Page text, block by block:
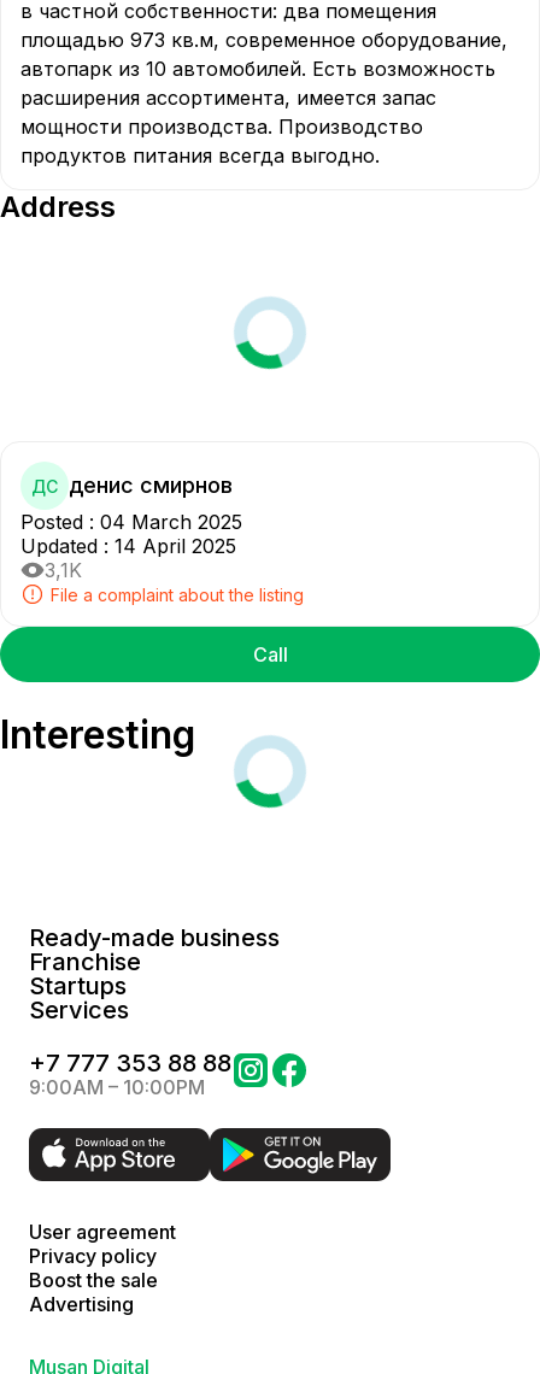
в частной собственности: два помещения
площадью 973 кв.м, современное оборудование,
автопарк из 10 автомобилей. Есть возможность
расширения ассортимента, имеется запас
мощности производства. Производство
продуктов питания всегда выгодно.
Address
ДС денис смирнов
Posted : 04 March 2025
Updated : 14 April 2025
3,1K
File a complaint about the listing
Call
Interesting
Ready-made business
Franchise
Startups
Services
+7 777 353 88 88
9:00AM – 10:00PM
User agreement
Privacy policy
Boost the sale
Advertising
Musan Digital